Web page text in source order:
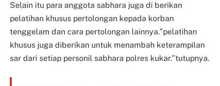
Selain itu para anggota sabhara juga di berikan
pelatihan khusus pertolongan kepada korban
tenggelam dan cara pertolongan lainnya.”pelatihan
khusus juga diberikan untuk menambah keterampilan
sar dari setiap personil sabhara polres kukar.”tutupnya.